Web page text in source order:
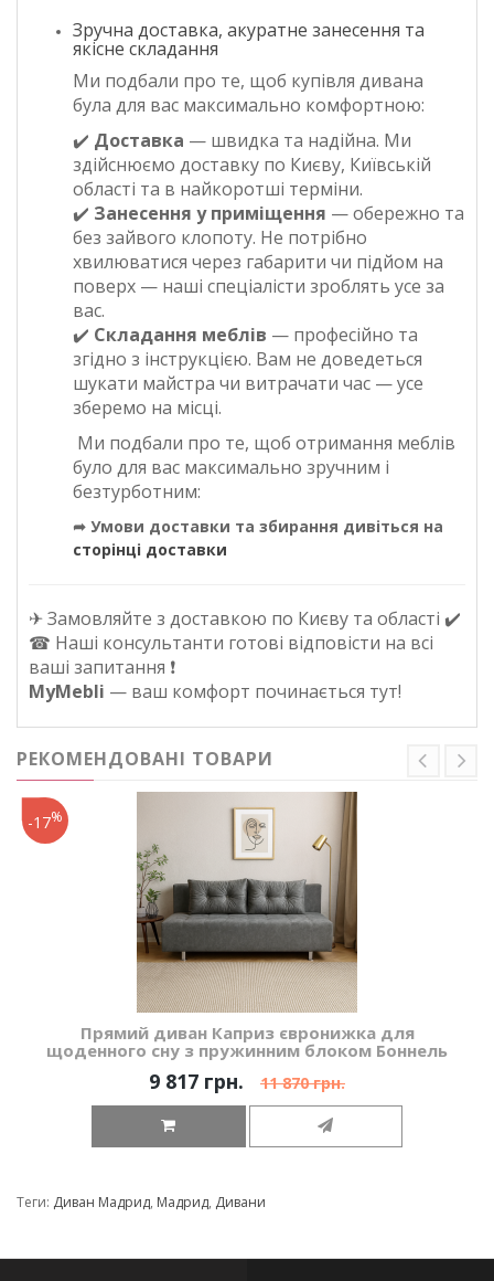
Зручна доставка, акуратне занесення та
якісне складання
Ми подбали про те, щоб купівля дивана
була для вас максимально комфортною:
✔️ Доставка — швидка та надійна. Ми
здійснюємо доставку по Києву, Київській
області та в найкоротші терміни.
✔️ Занесення у приміщення — обережно та
без зайвого клопоту. Не потрібно
хвилюватися через габарити чи підйом на
поверх — наші спеціалісти зроблять усе за
вас.
✔️ Складання меблів — професійно та
згідно з інструкцією. Вам не доведеться
шукати майстра чи витрачати час — усе
зберемо на місці.
Ми подбали про те, щоб отримання меблів
було для вас максимально зручним і
безтурботним:
➦ Умови доставки та збирання дивіться на
сторінці доставки
✈ Замовляйте з доставкою по Києву та області ✔️
☎ Наші консультанти готові відповісти на всі
ваші запитання ❗
MyMebli — ваш комфорт починається тут!
РЕКОМЕНДОВАНІ ТОВАРИ
Прямий диван Каприз євронижка для
щоденного сну з пружинним блоком Боннель
9 817 грн. 11 870 грн.
-17%
Теги: Диван Мадрид, Мадрид, Дивани